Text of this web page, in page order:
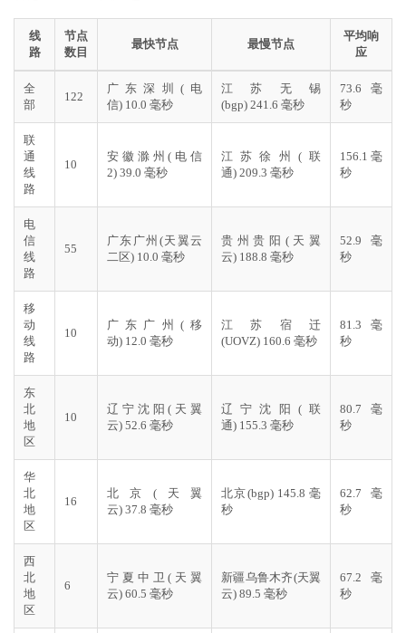
线
路
节点
数目
最快节点 最慢节点
平均响
应
全
部
122
广东深圳(电
信) 10.0 毫秒
江苏无锡
(bgp) 241.6 毫秒
73.6 毫
秒
联
通
线
路
10
安徽滁州(电信
2) 39.0 毫秒
江苏徐州(联
通) 209.3 毫秒
156.1 毫
秒
电
信
线
路
55
广东广州(天翼云
二区) 10.0 毫秒
贵州贵阳(天翼
云) 188.8 毫秒
52.9 毫
秒
移
动
线
路
10
广东广州(移
动) 12.0 毫秒
江苏宿迁
(UOVZ) 160.6 毫秒
81.3 毫
秒
东
北
地
区
10
辽宁沈阳(天翼
云) 52.6 毫秒
辽宁沈阳(联
通) 155.3 毫秒
80.7 毫
秒
华
北
地
区
16
北京(天翼
云) 37.8 毫秒
北京(bgp) 145.8 毫
秒
62.7 毫
秒
西
北
地
区
6
宁夏中卫(天翼
云) 60.5 毫秒
新疆乌鲁木齐(天翼
云) 89.5 毫秒
67.2 毫
秒